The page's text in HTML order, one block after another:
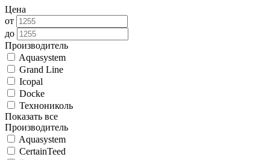
Цена
от
до
Производитель
Aquasystem
Grand Line
Icopal
Docke
Технониколь
Показать все
Производитель
Aquasystem
CertainTeed